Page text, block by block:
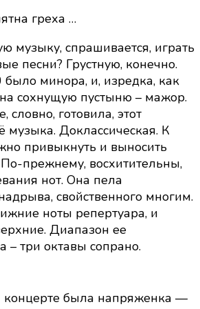
греха …
музыку, спрашивается, играть
песни? Грустную, конечно.
минора, и, изредка, как
сохнущую пустыню – мажор.
словно, готовила, этот
музыка. Доклассическая. К
привыкнуть и выносить
прежнему, восхитительны,
нот. Она пела
свойственного многим.
ноты репертуара, и
Диапазон ее
– три октавы сопрано.
концерте была напряженка —